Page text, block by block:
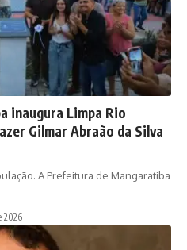
inaugura Limpa Rio
Gilmar Abraão da Silva
A Prefeitura de Mangaratiba
2026